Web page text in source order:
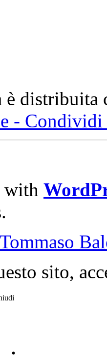
è
- Condividi
with
Tommaso
sito,